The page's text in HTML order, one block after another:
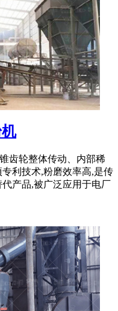
齿轮整体传动、内部稀
利技术,粉磨效率高,是传
产品,被广泛应用于电厂